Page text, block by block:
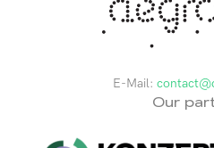
E-Mail:
Our